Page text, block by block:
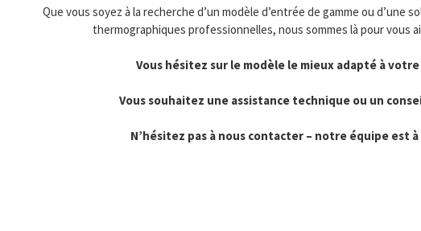
Que vous soyez à la recherche d’un modèle d’entrée de gamme ou d’une
thermographiques professionnelles, nous sommes là pour vous
Vous hésitez sur le modèle le mieux adapté à
Vous souhaitez une assistance technique ou un
N’hésitez pas à nous contacter – notre équipe est